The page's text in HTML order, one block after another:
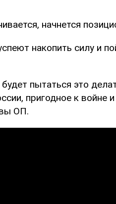
начнется
накопить силу и
пытаться это
пригодное к войне
ОП.